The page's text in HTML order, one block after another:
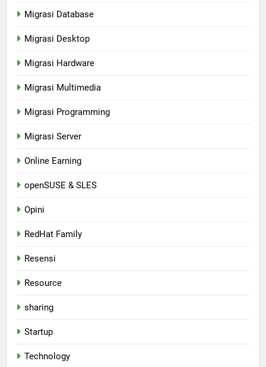
Migrasi Database
Migrasi Desktop
Migrasi Hardware
Migrasi Multimedia
Migrasi Programming
Migrasi Server
Online Earning
openSUSE & SLES
Opini
RedHat Family
Resensi
Resource
sharing
Startup
Technology